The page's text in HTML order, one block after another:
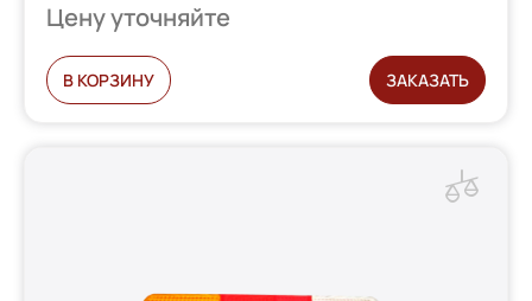
Цену уточняйте
В КОРЗИНУ ЗАКАЗАТЬ